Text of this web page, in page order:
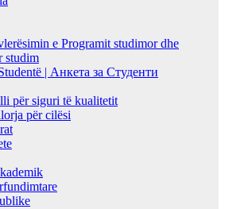
e Programit studimor dhe
studim
| Анкета за Студенти
për siguri të kualitetit
për cilësi